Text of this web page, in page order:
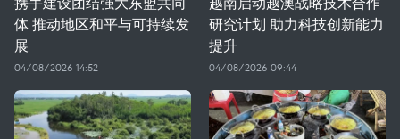
体 推动地区和平与可持续发
展
04/08/2026 14:52
研究计划 助力科技创新能力
提升
04/08/2026 09:44